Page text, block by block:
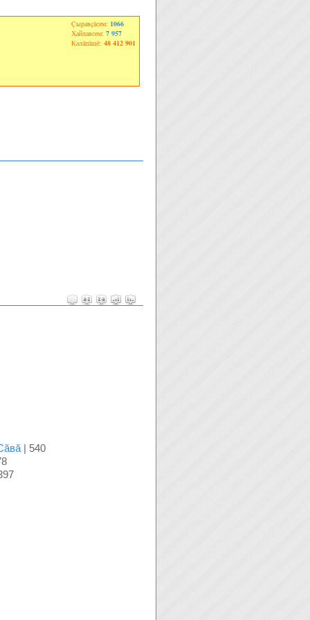
Çыравçăсем: 1066
Хайлавсем: 7 957
Калăпăшĕ: 48 412 901
| 540